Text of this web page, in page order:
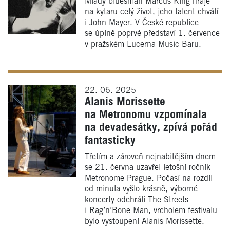
na kytaru celý život, jeho talent chválí
i John Mayer. V České republice
se úplně poprvé představí 1. července
v pražském Lucerna Music Baru.
22. 06. 2025
Alanis Morissette
na Metronomu vzpomínala
na devadesátky, zpívá pořád
fantasticky
Třetím a zároveň nejnabitějším dnem
se 21. června uzavřel letošní ročník
Metronome Prague. Počasí na rozdíl
od minula vyšlo krásně, výborné
koncerty odehráli The Streets
i Rag’n’Bone Man, vrcholem festivalu
bylo vystoupení Alanis Morissette.